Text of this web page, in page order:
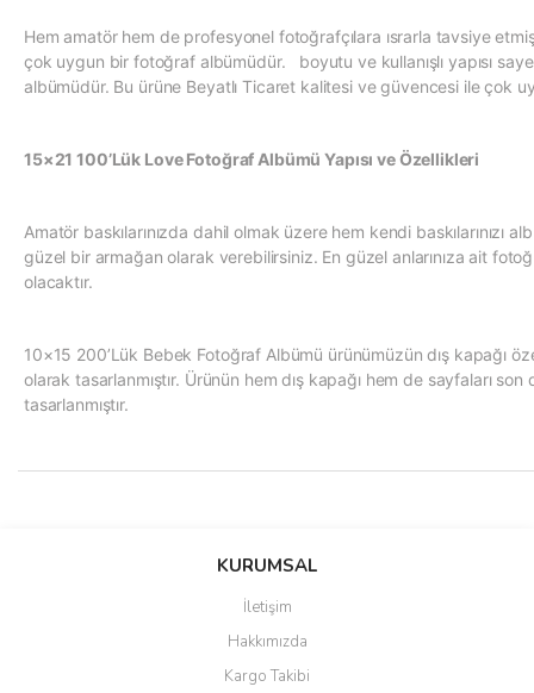
Hem amatör hem de profesyonel fotoğrafçılara ısrarla tavsiye
çok uygun bir fotoğraf albümüdür. boyutu ve kullanışlı yapısı
albümüdür. Bu ürüne Beyatlı Ticaret kalitesi ve güvencesi ile çok
15×21 100’Lük Love Fotoğraf Albümü Yapısı ve Özellikleri
Amatör baskılarınızda dahil olmak üzere hem kendi
güzel bir armağan olarak verebilirsiniz. En güzel anlarınıza ait
olacaktır.
10×15 200’Lük Bebek Fotoğraf Albümü ürünümüzün dış kapağı
olarak tasarlanmıştır. Ürünün hem dış kapağı hem de sayfaları
tasarlanmıştır.
Bu ürüne ilk yorumu siz yapın!
Ürün resmi kalitesiz, bozuk veya görüntülenemiyor.
Ürün açıklamasında eksik bilgiler bulunuyor.
KURUMSAL
İletişim
Hakkımızda
Kargo Takibi